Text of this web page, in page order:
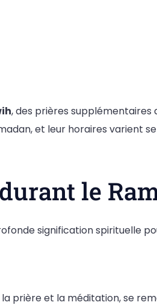
, des prières supplémentaires
et leur horaires varient
le
signification spirituelle
prière et la méditation, se